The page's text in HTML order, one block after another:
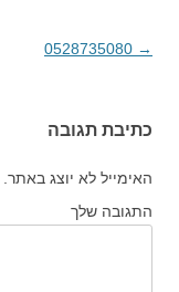
ניווט בפוסטים
→
כתיבת תגובה
האימייל לא יוצג באתר.
התגובה שלך